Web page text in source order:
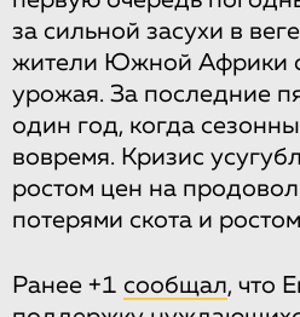
за сильной засухи в
жители Южной Африки
урожая. За последние
один год, когда
вовремя. Кризис
ростом цен на
потерями скота и
Ранее +1 сообщал, что